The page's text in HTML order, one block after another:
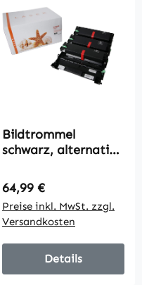
Bildtrommel
schwarz, alternativ
4x30000 Seiten
Regulärer Preis:
64,99 €
Preise inkl. MwSt. zzgl.
Versandkosten
Details